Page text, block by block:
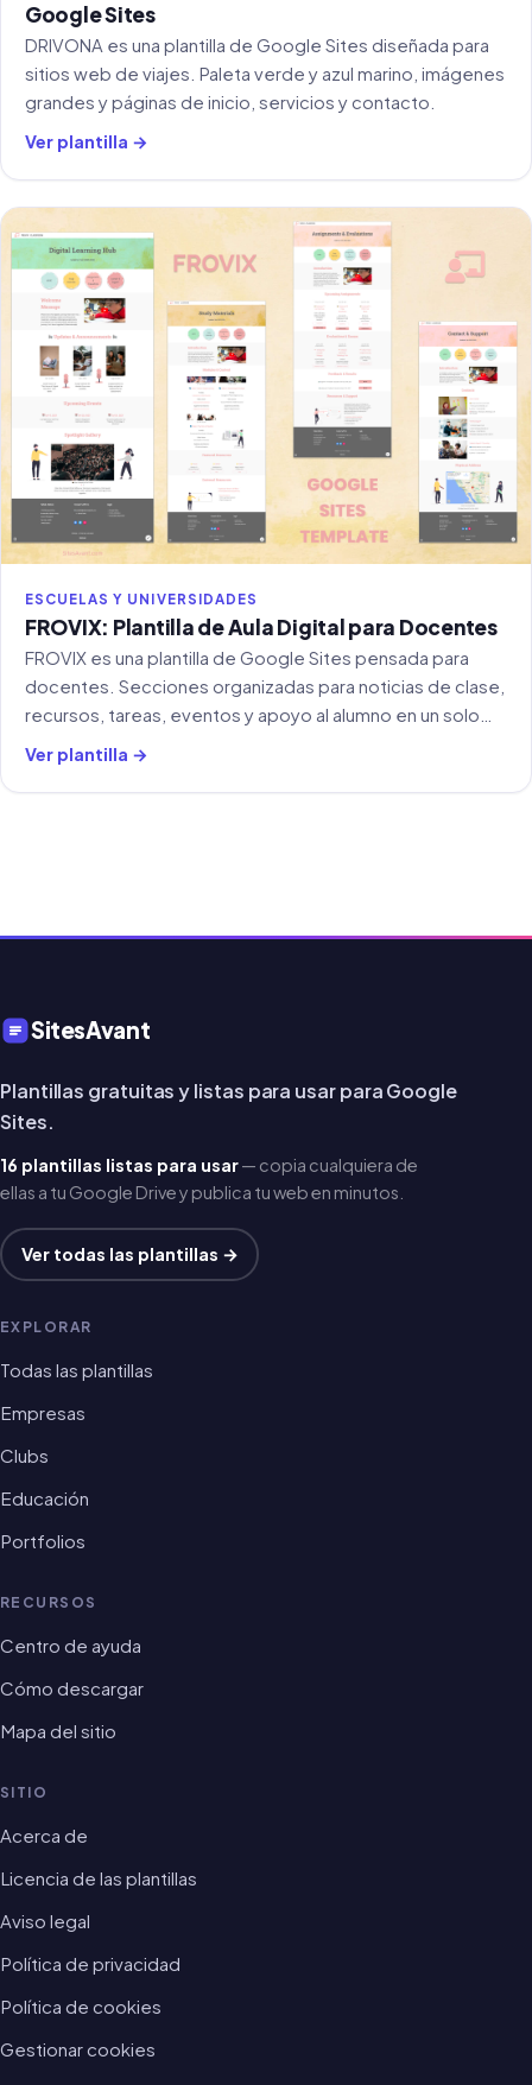
Google Sites
DRIVONA es una plantilla de Google Sites diseñada para
sitios web de viajes. Paleta verde y azul marino, imágenes
grandes y páginas de inicio, servicios y contacto.
Ver plantilla →
ESCUELAS Y UNIVERSIDADES
FROVIX: Plantilla de Aula Digital para Docentes
FROVIX es una plantilla de Google Sites pensada para
docentes. Secciones organizadas para noticias de clase,
recursos, tareas, eventos y apoyo al alumno en un solo
lugar.
Ver plantilla →
SitesAvant
Plantillas gratuitas y listas para usar para Google
Sites.
16 plantillas listas para usar— copia cualquiera de
ellas a tu Google Drive y publica tu web en minutos.
Ver todas las plantillas →
EXPLORAR
Todas las plantillas
Empresas
Clubs
Educación
Portfolios
RECURSOS
Centro de ayuda
Cómo descargar
Mapa del sitio
SITIO
Acerca de
Licencia de las plantillas
Aviso legal
Política de privacidad
Política de cookies
Gestionar cookies